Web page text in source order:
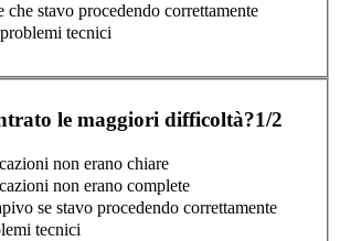
che stavo procedendo correttamente
tecnici
le maggiori difficoltà?1/2
non erano chiare
non erano complete
se stavo procedendo correttamente
tecnici